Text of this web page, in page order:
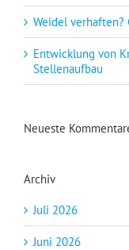
Weidel verhaften?
Entwicklung von
Stellenaufbau
Neueste
Archiv
Juli 2026
Juni 2026